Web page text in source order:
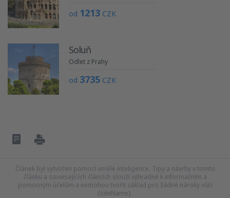
od 1213 CZK
Soluň
Odlet z Prahy
od 3735 CZK
Článek byl vytvořen pomocí umělé inteligence. Tipy a návrhy v tomto
článku a souvisejících článcích slouží výhradně k informačním a
pomocným účelům a nemohou tvořit základ pro žádné nároky vůči
{siteName}.